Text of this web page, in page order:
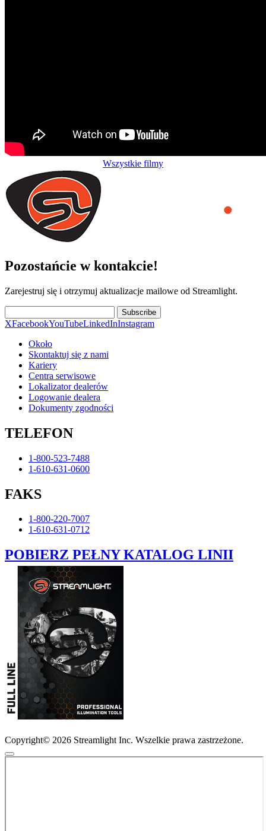
Wszystkie filmy
Pozostańcie w kontakcie!
Zarejestruj się i otrzymuj aktualizacje mailowe od Streamlight.
Subscribe
XFacebookYouTubeLinkedInInstagram
Około
Skontaktuj się z nami
Kariery
Centra serwisowe
Lokalizator dealerów
Logowanie dealera
Dokumenty zgodności
TELEFON
1-800-523-7488
1-610-631-0600
FAKS
1-800-220-7007
1-610-631-0712
POBIERZ PEŁNY KATALOG LINII
Copyright© 2026 Streamlight Inc. Wszelkie prawa zastrzeżone.